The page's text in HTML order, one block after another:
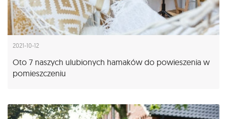
2021-10-12
Oto 7 naszych ulubionych hamaków do powieszenia w
pomieszczeniu